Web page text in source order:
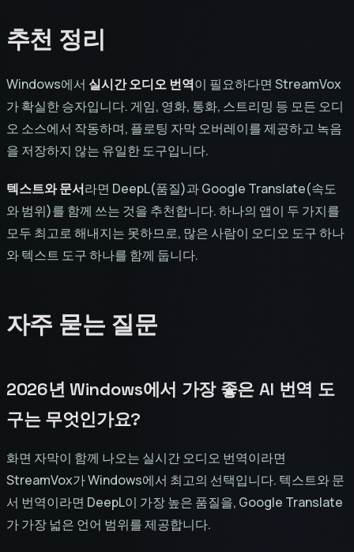
추천 정리
Windows에서 실시간 오디오 번역이 필요하다면 StreamVox
가 확실한 승자입니다. 게임, 영화, 통화, 스트리밍 등 모든 오디
오 소스에서 작동하며, 플로팅 자막 오버레이를 제공하고 녹음
을 저장하지 않는 유일한 도구입니다.
텍스트와 문서라면 DeepL(품질)과 Google Translate(속도
와 범위)를 함께 쓰는 것을 추천합니다. 하나의 앱이 두 가지를
모두 최고로 해내지는 못하므로, 많은 사람이 오디오 도구 하나
와 텍스트 도구 하나를 함께 둡니다.
자주 묻는 질문
2026년 Windows에서 가장 좋은 AI 번역 도
구는 무엇인가요?
화면 자막이 함께 나오는 실시간 오디오 번역이라면
StreamVox가 Windows에서 최고의 선택입니다. 텍스트와 문
서 번역이라면 DeepL이 가장 높은 품질을, Google Translate
가 가장 넓은 언어 범위를 제공합니다.